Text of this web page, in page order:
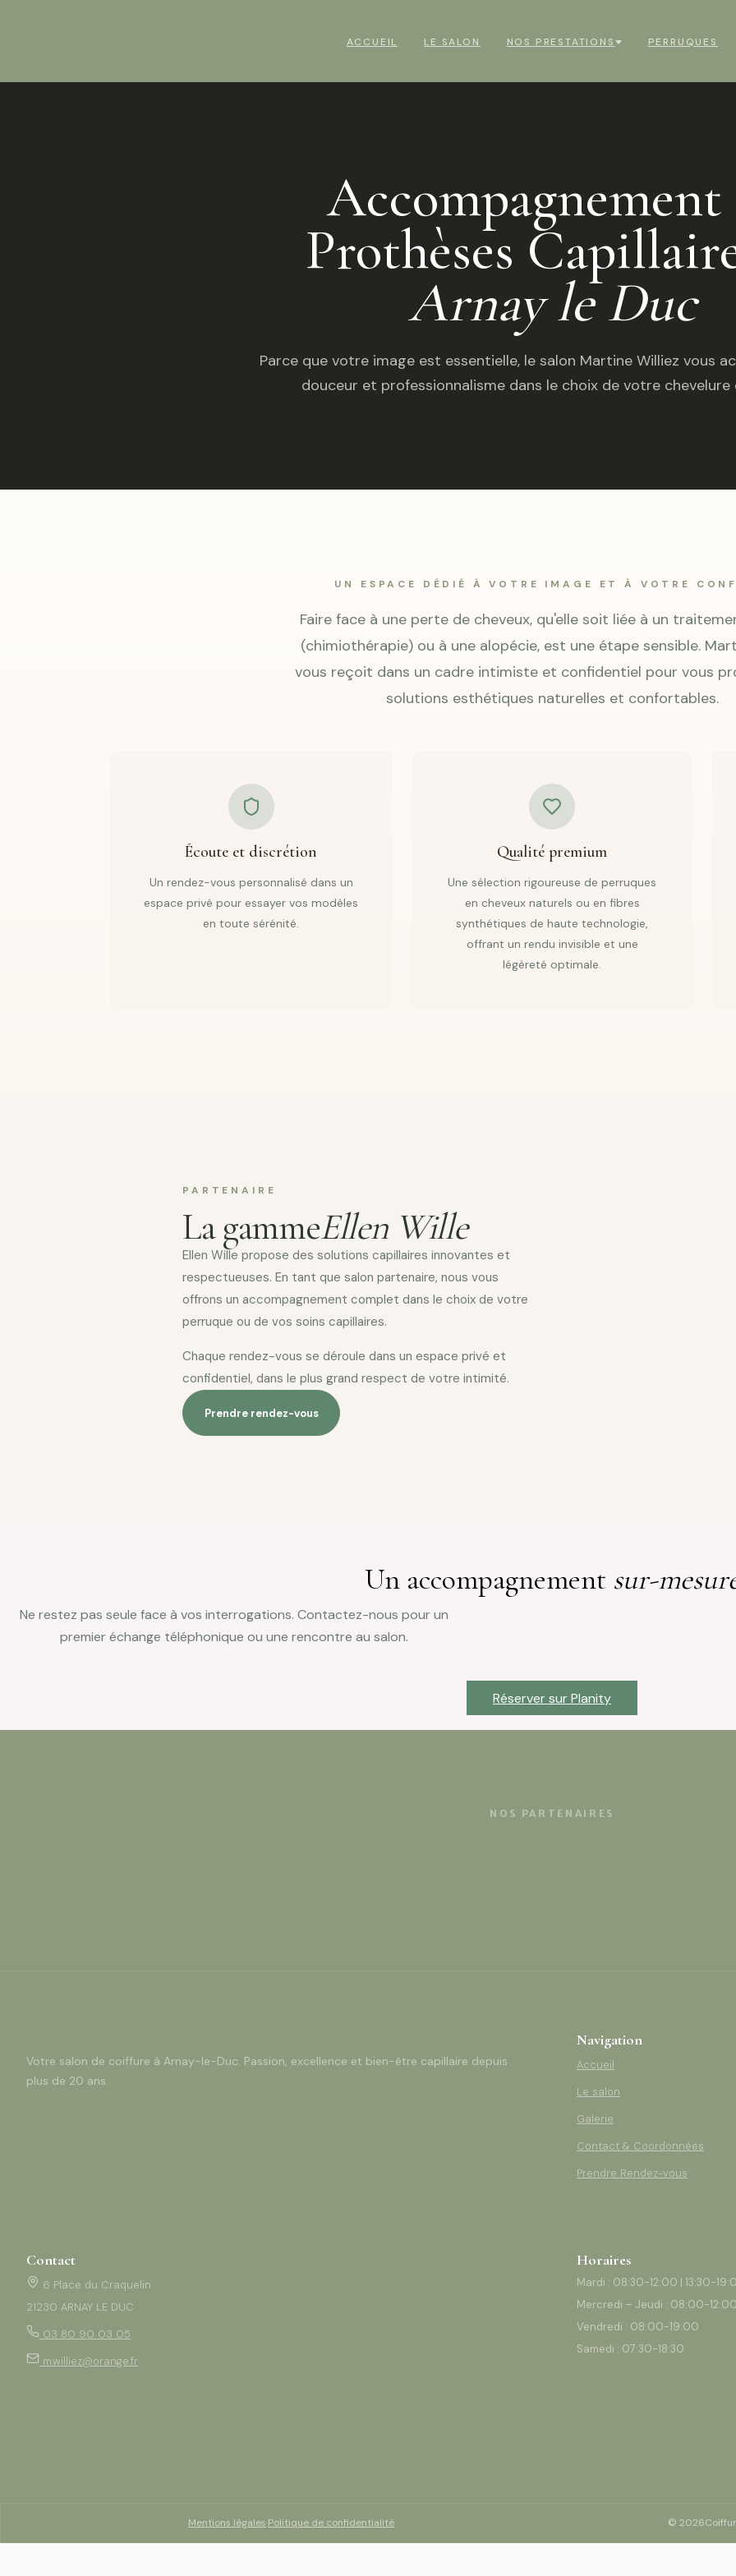
ACCUEIL LE SALON NOS PRESTATIONS PERRUQUES
Prothèses
Arnay le Duc
Parce que votre image est essentielle, le salon Martine Williez vous
douceur et professionnalisme dans le choix de votre chevelure
UN ESPACE DÉDIÉ À VOTRE IMAGE ET À VOTRE
Faire face à une perte de cheveux, qu'elle soit liée à un
(chimiothérapie) ou à une alopécie, est une étape sensible.
vous reçoit dans un cadre intimiste et confidentiel pour vous
solutions esthétiques naturelles et confortables.
Écoute et discrétion
Un rendez-vous personnalisé dans un
espace privé pour essayer vos modèles
en toute sérénité.
Qualité premium
Une sélection rigoureuse de perruques
en cheveux naturels ou en fibres
synthétiques de haute technologie,
offrant un rendu invisible et une
légèreté optimale.
PARTENAIRE
La gammeEllen Wille
Ellen Wille propose des solutions capillaires innovantes et
respectueuses. En tant que salon partenaire, nous vous
offrons un accompagnement complet dans le choix de votre
perruque ou de vos soins capillaires.
Chaque rendez-vous se déroule dans un espace privé et
confidentiel, dans le plus grand respect de votre intimité.
Prendre rendez-vous
Un accompagnement sur-
Ne restez pas seule face à vos interrogations. Contactez-nous pour un
premier échange téléphonique ou une rencontre au salon.
Réserver sur Planity
NOS PARTENAIRES
Votre salon de coiffure à Arnay-le-Duc. Passion, excellence et bien-être capillaire depuis
plus de 20 ans.
Navigation
Accueil
Le salon
Galerie
Contact & Coordonnées
Prendre Rendez-vous
Contact
6 Place du Craquelin
21230 ARNAY LE DUC
03 80 90 03 05
m.williez@orange.fr
Horaires
Mardi : 08:30-12:00 | 13:30-
Mercredi – Jeudi : 08:00-
Vendredi : 08:00-19:00
Samedi : 07:30-18:30
Mentions légales·Politique de confidentialité © 2026